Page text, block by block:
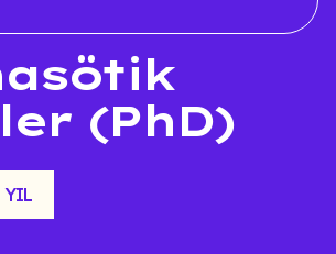
(PhD)
YIL